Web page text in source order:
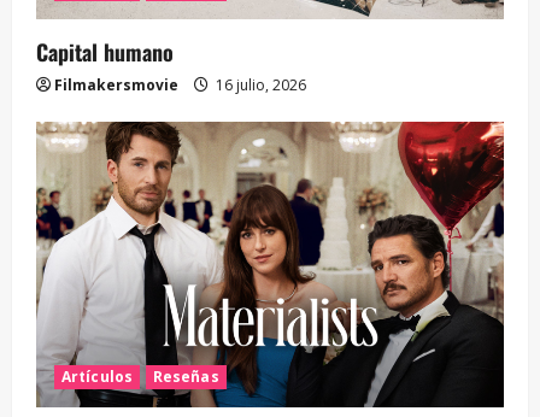
Capital humano
Filmakersmovie 16 julio, 2026
Artículos Reseñas